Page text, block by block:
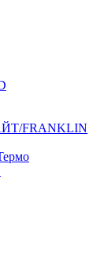
FRANKLIN